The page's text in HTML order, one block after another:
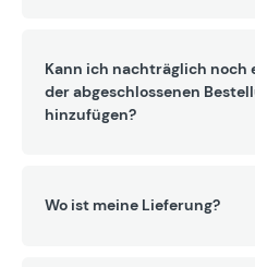
Kann ich nachträglich noch
der abgeschlossenen
hinzufügen?
Wo ist meine Lieferung?